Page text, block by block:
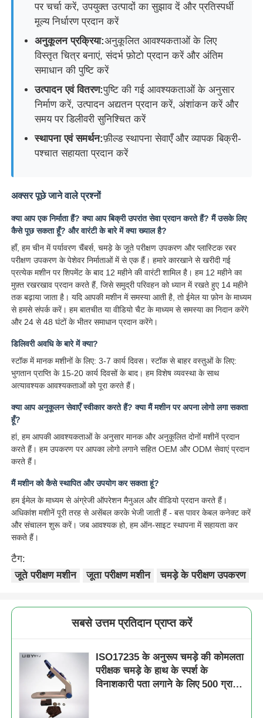
पर चर्चा करें, उपयुक्त उत्पादों का सुझाव दें और प्रतिस्पर्धी
मूल्य निर्धारण प्रदान करें
अनुकूलन प्रक्रिया:अनुकूलित आवश्यकताओं के लिए
विस्तृत चित्र बनाएं, संदर्भ फ़ोटो प्रदान करें और अंतिम
समाधान की पुष्टि करें
उत्पादन एवं वितरण:पुष्टि की गई आवश्यकताओं के अनुसार
निर्माण करें, उत्पादन अद्यतन प्रदान करें, अंशांकन करें और
समय पर डिलीवरी सुनिश्चित करें
स्थापना एवं समर्थन:फ़ील्ड स्थापना सेवाएँ और व्यापक बिक्री-
पश्चात सहायता प्रदान करें
अक्सर पूछे जाने वाले प्रश्नों
क्या आप एक निर्माता हैं? क्या आप बिक्री उपरांत सेवा प्रदान करते हैं? मैं उसके लिए
कैसे पूछ सकता हूँ? और वारंटी के बारे में क्या ख्याल है?
हाँ, हम चीन में पर्यावरण चैंबर्स, चमड़े के जूते परीक्षण उपकरण और प्लास्टिक रबर
परीक्षण उपकरण के पेशेवर निर्माताओं में से एक हैं। हमारे कारखाने से खरीदी गई
प्रत्येक मशीन पर शिपमेंट के बाद 12 महीने की वारंटी शामिल है। हम 12 महीने का
मुफ़्त रखरखाव प्रदान करते हैं, जिसे समुद्री परिवहन को ध्यान में रखते हुए 14 महीने
तक बढ़ाया जाता है। यदि आपकी मशीन में समस्या आती है, तो ईमेल या फ़ोन के माध्यम
से हमसे संपर्क करें। हम बातचीत या वीडियो चैट के माध्यम से समस्या का निदान करेंगे
और 24 से 48 घंटों के भीतर समाधान प्रदान करेंगे।
डिलिवरी अवधि के बारे में क्या?
स्टॉक में मानक मशीनों के लिए: 3-7 कार्य दिवस। स्टॉक से बाहर वस्तुओं के लिए:
भुगतान प्राप्ति के 15-20 कार्य दिवसों के बाद। हम विशेष व्यवस्था के साथ
अत्यावश्यक आवश्यकताओं को पूरा करते हैं।
क्या आप अनुकूलन सेवाएँ स्वीकार करते हैं? क्या मैं मशीन पर अपना लोगो लगा सकता
हूँ?
हां, हम आपकी आवश्यकताओं के अनुसार मानक और अनुकूलित दोनों मशीनें प्रदान
करते हैं। हम उपकरण पर आपका लोगो लगाने सहित OEM और ODM सेवाएं प्रदान
करते हैं।
मैं मशीन को कैसे स्थापित और उपयोग कर सकता हूं?
हम ईमेल के माध्यम से अंग्रेजी ऑपरेशन मैनुअल और वीडियो प्रदान करते हैं।
अधिकांश मशीनें पूरी तरह से असेंबल करके भेजी जाती हैं - बस पावर केबल कनेक्ट करें
और संचालन शुरू करें। जब आवश्यक हो, हम ऑन-साइट स्थापना में सहायता कर
सकते हैं।
टैग:
जूते परीक्षण मशीन
जूता परीक्षण मशीन चमड़े के परीक्षण उपकरण
सबसे उत्तम प्रतिदान प्राप्त करें
ISO17235 के अनुरूप चमड़े की कोमलता
परीक्षक चमड़े के हाथ के स्पर्श के
विनाशकारी पता लगाने के लिए 500 ग्राम